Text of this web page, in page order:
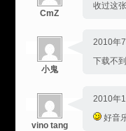
CmZ
收过这
小鬼
2010年
下载不
vino tang
2010年
好音